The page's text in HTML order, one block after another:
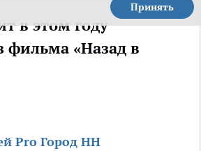
Принять
в этом году
фильма «Назад в
Pro Город НН